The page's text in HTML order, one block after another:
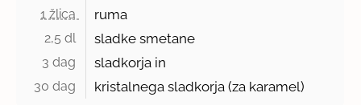
1 žlica ruma
2,5 dl sladke smetane
3 dag sladkorja in
30 dag kristalnega sladkorja (za karamel)